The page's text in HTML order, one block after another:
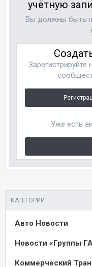
учётную
Вы должны быть
Уже есть
КАТЕГОРИИ
Авто Новости
Новости «Группы
Коммерческий